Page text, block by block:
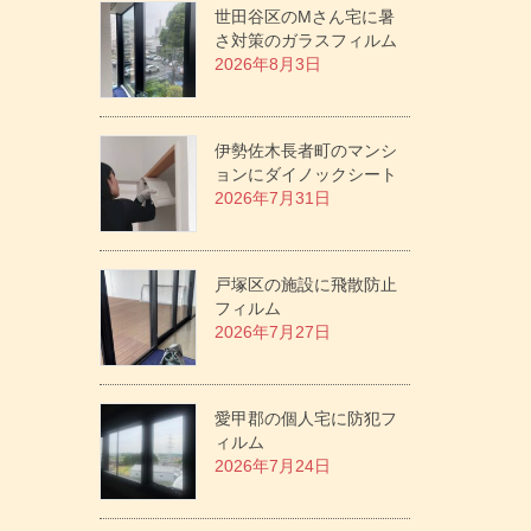
世田谷区のMさん宅に暑
さ対策のガラスフィルム
2026年8月3日
伊勢佐木長者町のマンシ
ョンにダイノックシート
2026年7月31日
戸塚区の施設に飛散防止
フィルム
2026年7月27日
愛甲郡の個人宅に防犯フ
ィルム
2026年7月24日